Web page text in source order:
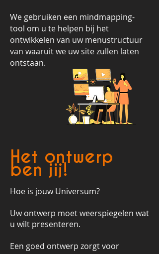
We gebruiken een mindmapping-
tool om u te helpen bij het
ontwikkelen van uw menustructuur
van waaruit we uw site zullen laten
ontstaan.
Het ontwerp
ben jij!
Hoe is jouw Universum?
Uw ontwerp moet weerspiegelen wat
u wilt presenteren.
Een goed ontwerp zorgt voor